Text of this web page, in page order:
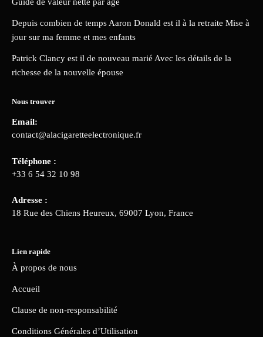
Depuis combien de temps Aaron Donald est il à la retraite Mise à
jour sur ma femme et mes enfants
Patrick Clancy est il de nouveau marié Avec les détails de la
richesse de la nouvelle épouse
Nous trouver
Email:
contact@alacigaretteelectronique.fr
Téléphone :
+33 6 54 32 10 98
Adresse :
18 Rue des Chiens Heureux, 69007 Lyon, France
Lien rapide
À propos de nous
Accueil
Clause de non-responsabilité
Conditions Générales d’Utilisation